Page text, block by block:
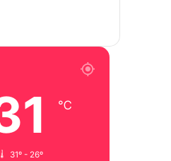
℃
31º - 26º